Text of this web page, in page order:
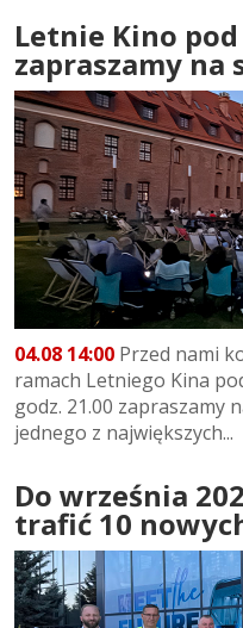
Letnie Kino
zapraszamy na
04.08 14:00 Przed nami
ramach Letniego Kina
godz. 21.00 zapraszamy
jednego z największych...
Do września
trafić 10